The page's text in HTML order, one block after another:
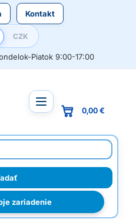
Kontakt
CZK
Piatok 9:00-17:00
zariadenie
0,00 €